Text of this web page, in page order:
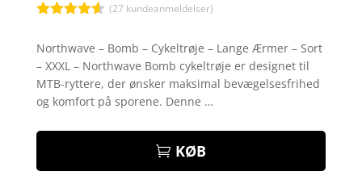
ud af 5
baseret
på
kundebedø
mmelser
(27 kundeanmeldelser)
Northwave – Bomb – Cykeltrøje – Lange Ærmer – Sort
– XXXL – Northwave Bomb cykeltrøje er designet til
MTB-ryttere, der ønsker maksimal bevægelsesfrihed
og komfort på sporene. Denne …
KØB